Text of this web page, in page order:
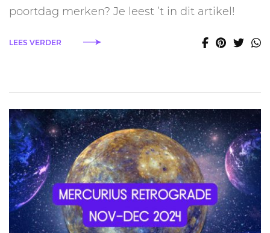
de
22/11
Engelenpoort
poortdag merken? Je leest ’t in dit artikel!
LEES VERDER